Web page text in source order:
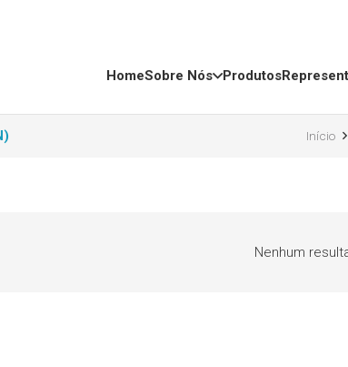
HomeSobre Nós Produtos
Início
Nenhum